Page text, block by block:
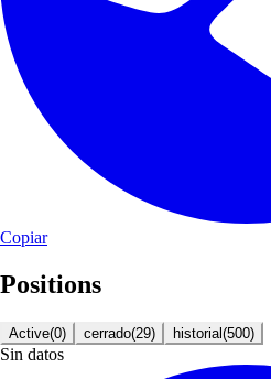
Copiar
Positions
Active(0) cerrado(29) historial(500)
Sin datos